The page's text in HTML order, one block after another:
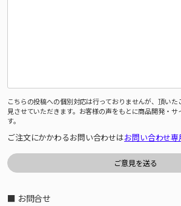
こちらの投稿への個別対応は行っておりませんが、頂い
見させていただきます。お客様の声をもとに商品開発・サ
す。
ご注文にかかわるお問い合わせはお問い合わせ
■ お問合せ